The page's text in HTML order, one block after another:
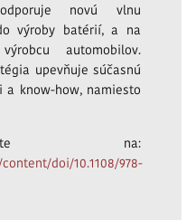
novú vlnu
výroby batérií, a na
automobilov.
upevňuje súčasnú
know-how, namiesto
na:
doi/10.1108/978-